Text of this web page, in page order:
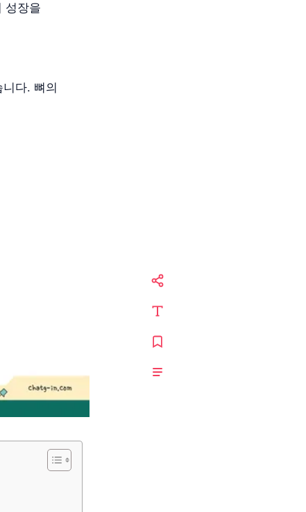
성장을
다. 뼈의